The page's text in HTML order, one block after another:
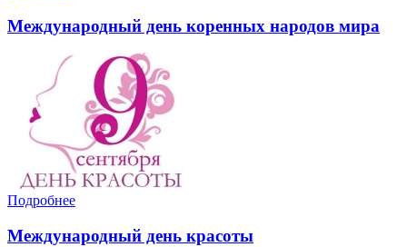
Международный день коренных народов мира
Подробнее
Международный день красоты